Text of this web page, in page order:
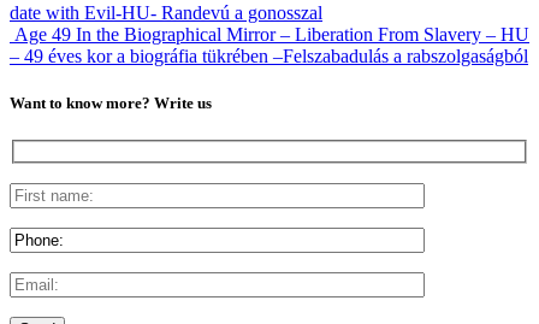
date with Evil-HU- Randevú a gonosszal
Age 49 In the Biographical Mirror – Liberation From Slavery – HU
– 49 éves kor a biográfia tükrében –Felszabadulás a rabszolgaságból
Want to know more? Write us